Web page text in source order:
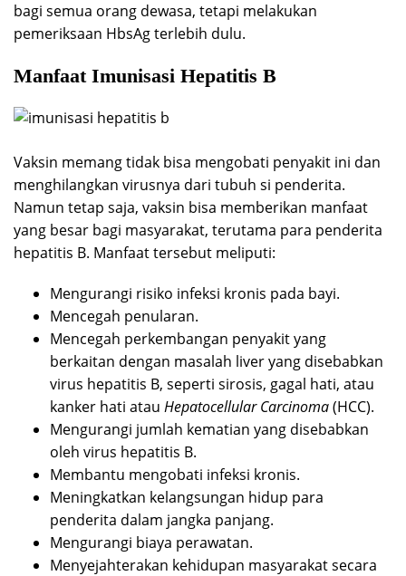
bagi semua orang dewasa, tetapi melakukan
pemeriksaan HbsAg terlebih dulu.
Manfaat Imunisasi Hepatitis B
Vaksin memang tidak bisa mengobati penyakit ini dan
menghilangkan virusnya dari tubuh si penderita.
Namun tetap saja, vaksin bisa memberikan manfaat
yang besar bagi masyarakat, terutama para penderita
hepatitis B. Manfaat tersebut meliputi:
Mengurangi risiko infeksi kronis pada bayi.
Mencegah penularan.
Mencegah perkembangan penyakit yang
berkaitan dengan masalah liver yang disebabkan
virus hepatitis B, seperti sirosis, gagal hati, atau
kanker hati atau Hepatocellular Carcinoma(HCC).
Mengurangi jumlah kematian yang disebabkan
oleh virus hepatitis B.
Membantu mengobati infeksi kronis.
Meningkatkan kelangsungan hidup para
penderita dalam jangka panjang.
Mengurangi biaya perawatan.
Menyejahterakan kehidupan masyarakat secara